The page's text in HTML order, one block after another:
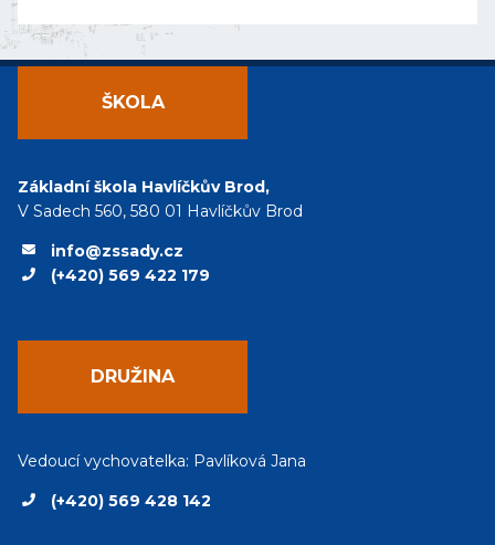
ŠKOLA
Základní škola Havlíčkův Brod,
V Sadech 560, 580 01 Havlíčkův Brod
info@zssady.cz
(+420) 569 422 179
DRUŽINA
Vedoucí vychovatelka: Pavlíková Jana
(+420) 569 428 142